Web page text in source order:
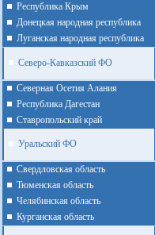
Республика Крым
Донецкая народная республика
Луганская народная республика
Северо-Кавказский ФО
Северная Осетия Алания
Республика Дагестан
Ставропольский край
Уральский ФО
Cвердловская область
Тюменская область
Челябинская область
Курганская область